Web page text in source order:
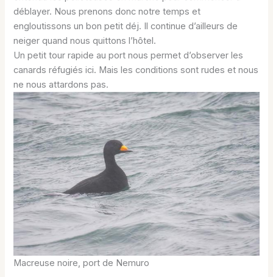
déblayer. Nous prenons donc notre temps et
engloutissons un bon petit déj. Il continue d’ailleurs de
neiger quand nous quittons l’hôtel.
Un petit tour rapide au port nous permet d’observer les
canards réfugiés ici. Mais les conditions sont rudes et nous
ne nous attardons pas.
Macreuse noire, port de Nemuro